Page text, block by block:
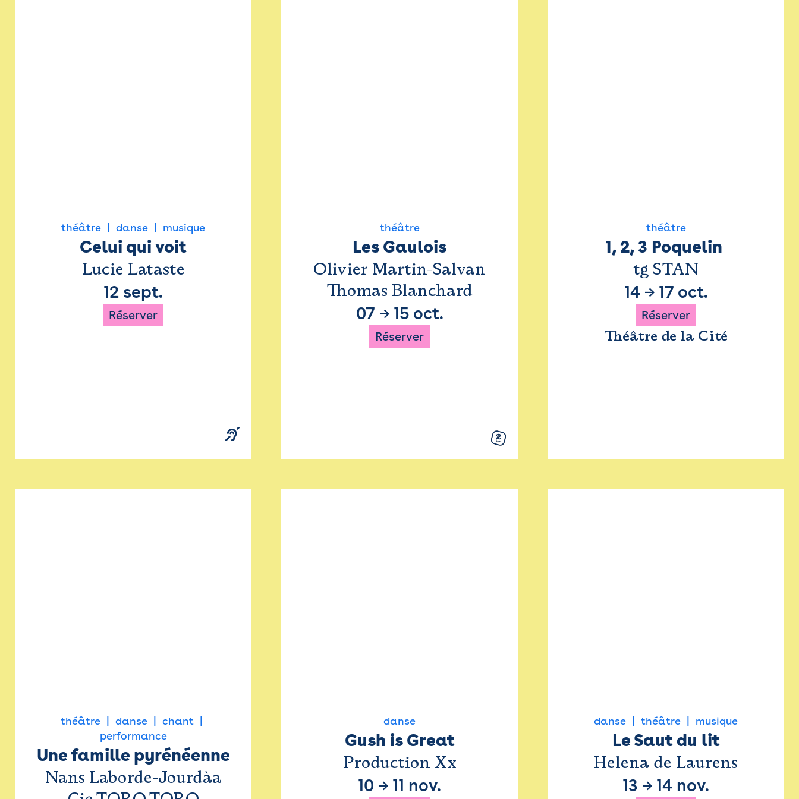
théâtre danse musique
Celui qui voit
Lucie Lataste
12 sept.
Réserver
théâtre
Les Gaulois
Olivier Martin-Salvan
Thomas Blanchard
07 → 15 oct.
Réserver
théâtre
1, 2, 3 Poquelin
tg STAN
14→ 17 oct.
Réserver
Théâtre de la Cité
théâtre danse
chant
performance
Une famille pyrénéenne
Nans Laborde-Jourdàa
danse
Gush is Great
Production Xx
10 → 11 nov.
danse théâtre musique
Le Saut du lit
Helena de Laurens
13 → 14 nov.